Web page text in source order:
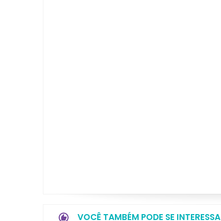
VOCÊ TAMBÉM PODE SE